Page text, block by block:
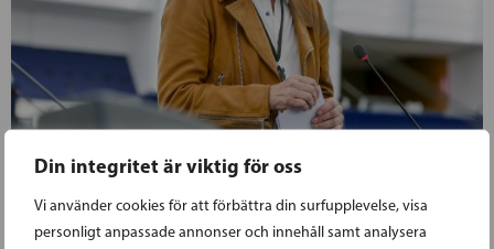
Din integritet är viktig för oss
Vi använder cookies för att förbättra din surfupplevelse, visa
personligt anpassade annonser och innehåll samt analysera